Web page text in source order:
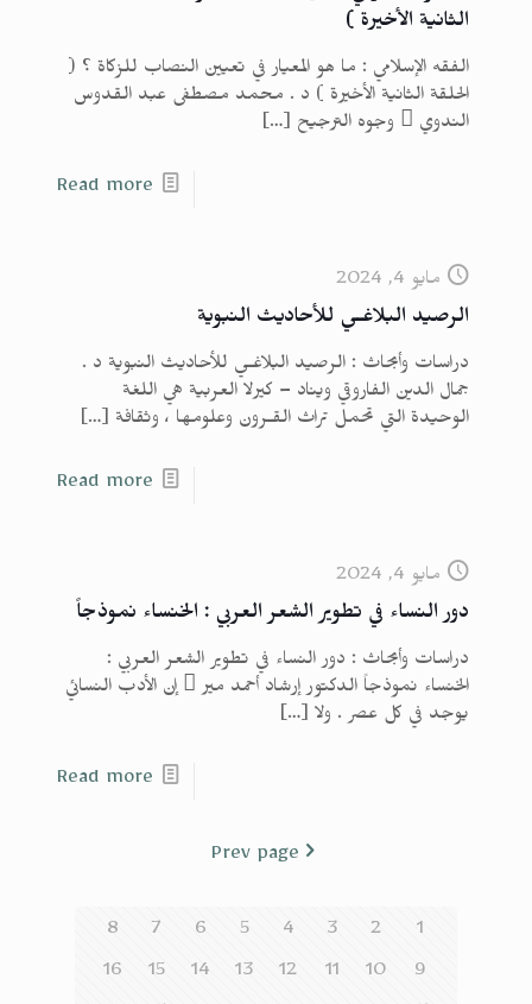
الثانية الأخيرة )
الفقه الإسلامي : ما هو المعيار في تعيين النصاب للزكاة ؟ (
الحلقة الثانية الأخيرة ) د . محمد مصطفى عبد القدوس
الندوي  وجوه الترجيح
[…]
Read more
مايو 4, 2024
الرصيد البلاغـي للأحاديث النبوية
دراسات وأبحاث : الرصيد البلاغـي للأحاديث النبوية د .
جمال الدين الفاروقي ويناد – كيرلا العربية هي اللغة
الوحيدة التي تحمل تراث القـرون وعلومها ، وثقافة […]
Read more
مايو 4, 2024
دور النساء في تطوير الشعر العربي : الخنساء نموذجاً
دراسات وأبحاث : دور النساء في تطوير الشعر العربي :
الخنساء نموذجاً الدكتور إرشاد أحمد مير  إن الأدب النسائي
يوجد في كل عصر . ولا […]
Read more
Prev page
1
2
3
4
5
6
7
8
9
10
11
12
13
14
15
16